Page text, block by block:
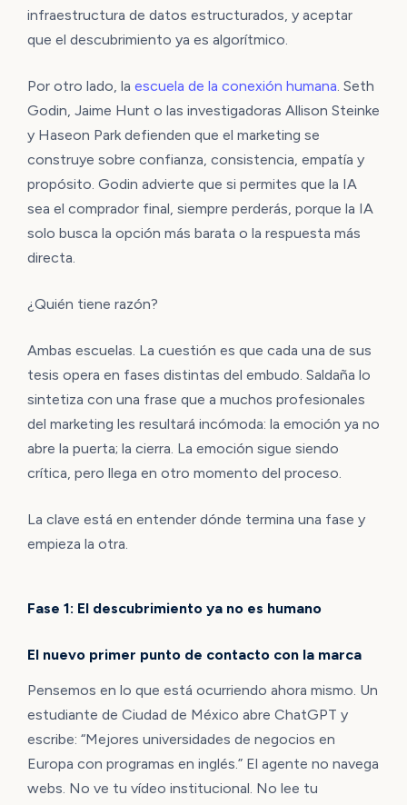
infraestructura de datos estructurados, y aceptar
que el descubrimiento ya es algorítmico.
Por otro lado, la escuela de la conexión humana . Seth
Godin, Jaime Hunt o las investigadoras Allison Steinke
y Haseon Park defienden que el marketing se
construye sobre confianza, consistencia, empatía y
propósito. Godin advierte que si permites que la IA
sea el comprador final, siempre perderás, porque la IA
solo busca la opción más barata o la respuesta más
directa.
¿Quién tiene razón?
Ambas escuelas. La cuestión es que cada una de sus
tesis opera en fases distintas del embudo. Saldaña lo
sintetiza con una frase que a muchos profesionales
del marketing les resultará incómoda: la emoción ya no
abre la puerta; la cierra. La emoción sigue siendo
crítica, pero llega en otro momento del proceso.
La clave está en entender dónde termina una fase y
empieza la otra.
Fase 1: El descubrimiento ya no es humano
El nuevo primer punto de contacto con la marca
Pensemos en lo que está ocurriendo ahora mismo. Un
estudiante de Ciudad de México abre ChatGPT y
escribe: “Mejores universidades de negocios en
Europa con programas en inglés.” El agente no navega
webs. No ve tu vídeo institucional. No lee tu